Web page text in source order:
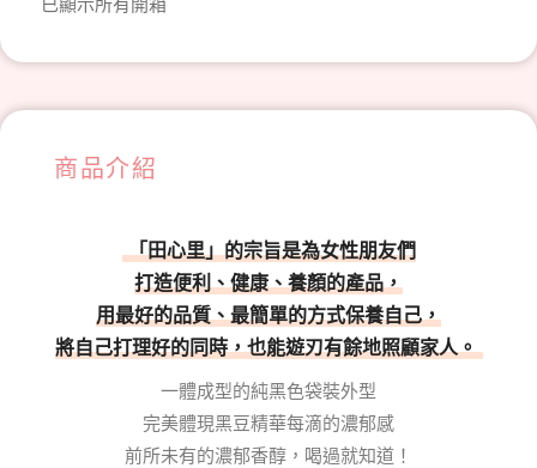
已顯示所有開箱
商品介紹
「田心里」的宗旨是為女性朋友們
打造便利、健康、養顏的產品，
用最好的品質、最簡單的方式保養自己，
將自己打理好的同時，也能遊刃有餘地照顧家人。
一體成型的純黑色袋裝外型
完美體現黑豆精華每滴的濃郁感
前所未有的濃郁香醇，喝過就知道！